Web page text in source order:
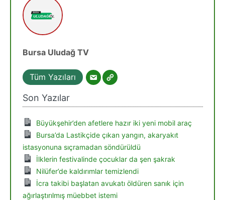
Bursa Uludağ TV
Tüm Yazıları
Son Yazılar
Büyükşehir’den afetlere hazır iki yeni mobil araç
Bursa’da Lastikçide çıkan yangın, akaryakıt
istasyonuna sıçramadan söndürüldü
İlklerin festivalinde çocuklar da şen şakrak
Nilüfer’de kaldırımlar temizlendi
İcra takibi başlatan avukatı öldüren sanık için
ağırlaştırılmış müebbet istemi